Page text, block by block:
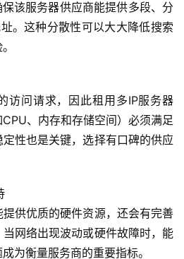
该服务器供应商能提供多段、分
。这种分散性可以大大降低搜索
访问请求，因此租用多IP服务器
、内存和存储空间）必须满足
性也是关键，选择有口碑的供应
供优质的硬件资源，还会有完善
网络出现波动或硬件故障时，能
为衡量服务商的重要指标。